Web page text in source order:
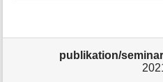
publikation/